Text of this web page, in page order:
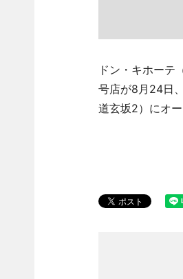
ドン・キホーテ
号店が8月24日
道玄坂2）にオー